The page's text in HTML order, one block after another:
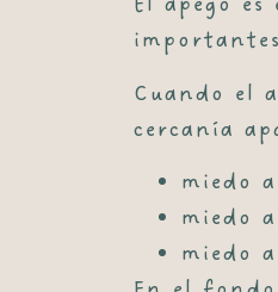
Cuando el
cercanía
miedo
miedo
miedo